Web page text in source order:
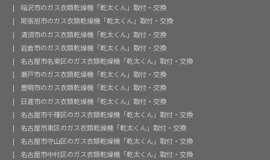
稲沢市のガス衣類乾燥機「乾太くん」取付・交換
尾張旭市のガス衣類乾燥機「乾太くん」取付・交換
清須市のガス衣類乾燥機「乾太くん」取付・交換
岩倉市のガス衣類乾燥機「乾太くん」取付・交換
名古屋市名東区のガス衣類乾燥機「乾太くん」取付・交換
瀬戸市のガス衣類乾燥機「乾太くん」取付・交換
豊明市のガス衣類乾燥機「乾太くん」取付・交換
日進市のガス衣類乾燥機「乾太くん」取付・交換
名古屋市千種区のガス衣類乾燥機「乾太くん」取付・交換
名古屋市東区のガス衣類乾燥機「乾太くん」取付・交換
名古屋市守山区のガス衣類乾燥機「乾太くん」取付・交換
名古屋市中村区のガス衣類乾燥機「乾太くん」取付・交換